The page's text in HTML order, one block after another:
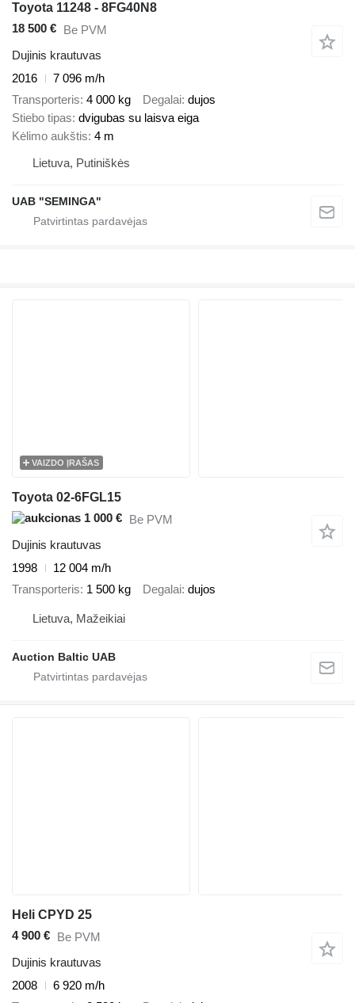
Toyota 11248 - 8FG40N8
18 500 € Be PVM
Dujinis krautuvas
2016
7 096 m/h
Transporteris 4 000 kg Degalai dujos
Stiebo tipas dvigubas su laisva eiga
Kėlimo aukštis 4 m
Lietuva, Putiniškės
UAB "SEMINGA"
VAIZDO ĮRAŠAS
Toyota 02-6FGL15
1 000 € Be PVM
Dujinis krautuvas
1998
12 004 m/h
Transporteris 1 500 kg Degalai dujos
Lietuva, Mažeikiai
Auction Baltic UAB
Heli CPYD 25
4 900 € Be PVM
Dujinis krautuvas
2008
6 920 m/h